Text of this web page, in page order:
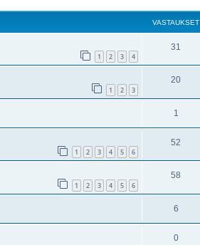
VASTAUKSET
1 2 3 4
31
1 2 3
20
1
1 2 3 4 5 6
52
1 2 3 4 5 6
58
6
0